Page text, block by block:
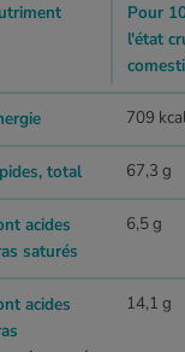
Pour
l'état
709
total 67,3 g
acides
saturés
6,5 g
acides
14,1 g